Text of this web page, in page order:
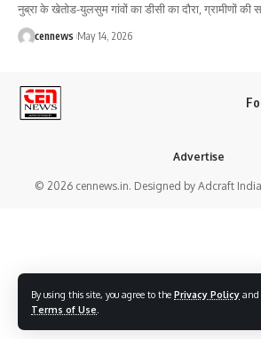
By using this site, you agree to the Privacy Policy and
Terms of Use
नुब्रा के खेतोड-युलसुम गांवों का डीसी का दौरा, ग्रामीणों
cennews May 14, 2026
© 2026 cennews.in. Designed by Adcraft
Advertise